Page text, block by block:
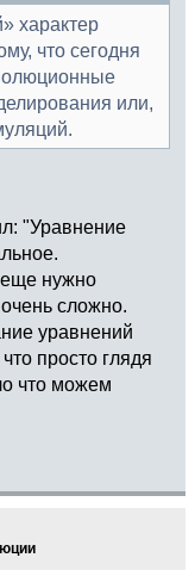
характер
что сегодня
или,
"Уравнение
еще нужно
сложно.
уравнений
просто глядя
что можем